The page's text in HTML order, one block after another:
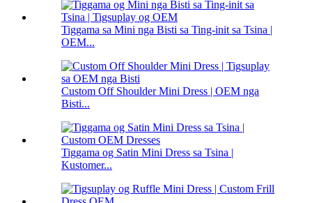
Tiggama sa Mini nga Bisti sa Ting-init sa Tsina |
OEM...
Custom Off Shoulder Mini Dress | OEM nga
Bisti...
Tiggama og Satin Mini Dress sa Tsina |
Kustomer...